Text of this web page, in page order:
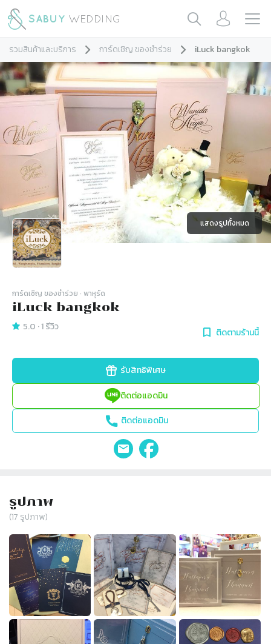
รวมสินค้าและบริการ การ์ดเชิญ ของชำร่วย iLuck bangkok
แสดงรูปทั้งหมด
การ์ดเชิญ​ ของชำร่วย · พาหุรัด
iLuck bangkok
5.0 ·1รีวิว ติดตามร้านนี้
รับสิทธิพิเศษ
ติดต่อแอดมิน
ติดต่อแอดมิน
รูปภาพ
(17 รูปภาพ)